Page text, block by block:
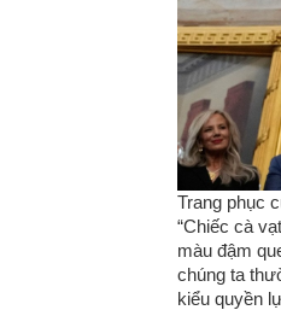
Trang phục
“Chiếc cà
màu đậm
chúng ta
kiểu quyền